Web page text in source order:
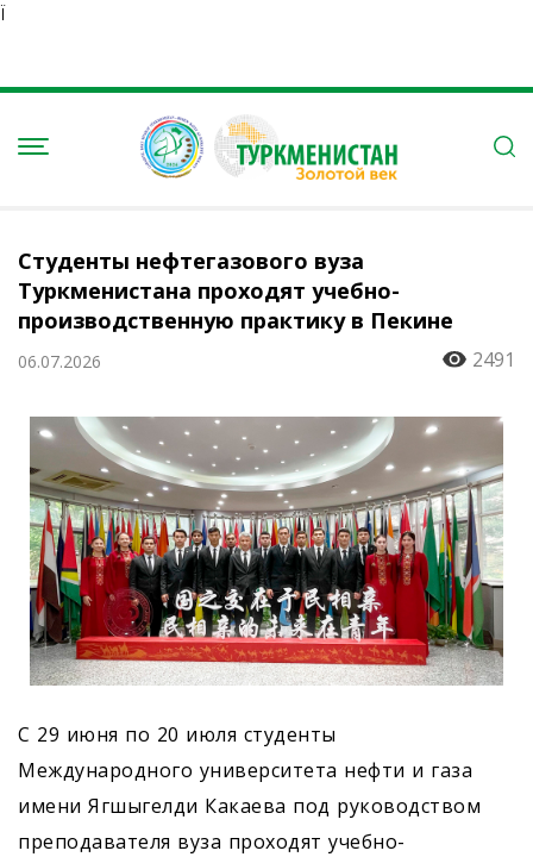
Ï
Студенты нефтегазового вуза
Туркменистана проходят учебно-
производственную практику в Пекине
06.07.2026 2491
С 29 июня по 20 июля студенты
Международного университета нефти и газа
имени Ягшыгелди Какаева под руководством
преподавателя вуза проходят учебно-